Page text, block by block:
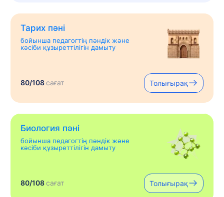
Тарих пәні
бойынша педагогтің пәндік және
кәсіби құзыреттілігін дамыту
80/108сағат Толығырақ
Биология пәні
бойынша педагогтің пәндік және
кәсіби құзыреттілігін дамыту
80/108сағат Толығырақ